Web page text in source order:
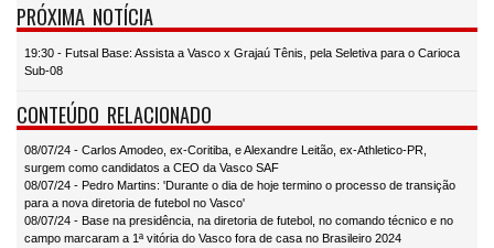
PRÓXIMA NOTÍCIA
19:30 - Futsal Base: Assista a Vasco x Grajaú Tênis, pela Seletiva para o Carioca
Sub-08
CONTEÚDO RELACIONADO
08/07/24 - Carlos Amodeo, ex-Coritiba, e Alexandre Leitão, ex-Athletico-PR,
surgem como candidatos a CEO da Vasco SAF
08/07/24 - Pedro Martins: 'Durante o dia de hoje termino o processo de transição
para a nova diretoria de futebol no Vasco'
08/07/24 - Base na presidência, na diretoria de futebol, no comando técnico e no
campo marcaram a 1ª vitória do Vasco fora de casa no Brasileiro 2024